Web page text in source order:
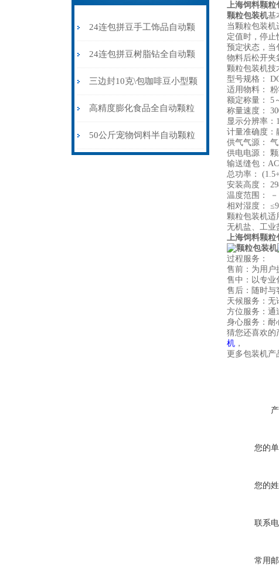
24连包拼豆手工饰品自动颗
粒包装机防静电不堵料
24连包拼豆树脂钻全自动颗
粒包装机高精度防静电
三边封10克\包咖啡豆小型颗
粒包装机多少钱
高精度膨化食品全自动颗粒
包装机15-35克\包
50公斤宠物饲料半自动颗粒
上海饲料颗粒
颗粒包装机基
当颗粒包装机
定值时，停止
预定状态，当
物料后松开夹
颗粒包装机技
型号规格：
适用物料：
额定称量： 5
称量速度：
显示分辨率：
计量准确度：
供气气源：
供电电源：
输送缝包：
总功率：
安装高度：
温度范围：
相对湿度：
颗粒包装机适
无机盐、工业
上海饲料颗粒
过程服务：
售前：为用户
售中：以专业
售后：随时与
天候服务：无
方位服务：通
身心服务：耐
猜您还喜欢的
机 ，
更多包装机产
您的单
您的姓
联系电
常用邮